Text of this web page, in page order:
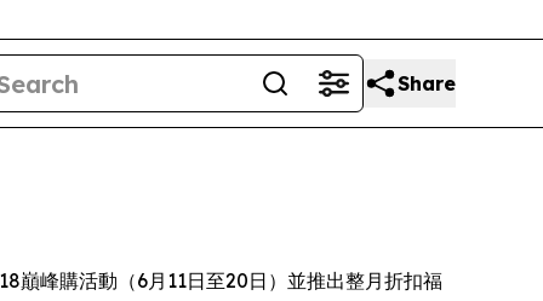
Share
巔峰購活動（6月11日至20日）並推出整月折扣福